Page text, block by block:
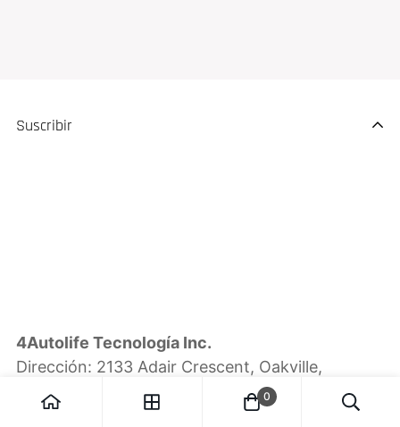
4Autolife Tecnología Inc.
Dirección: 2133 Adair Crescent, Oakville,
EN L6J5J6, Canadá
Suscribir
0